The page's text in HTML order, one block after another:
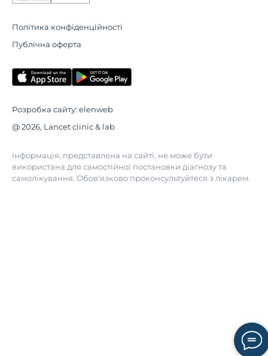
Політика конфіденційності
Публічна оферта
Розробка сайту: elenweb
@ 2026, Lancet clinic & lab
Інформація, представлена на сайті, не може бути
використана для самостійної постановки діагнозу та
самолікування. Обов'язково проконсультуйтеся з лікарем.